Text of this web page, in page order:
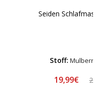
Seiden
Stoff: Mulberry
19,99€